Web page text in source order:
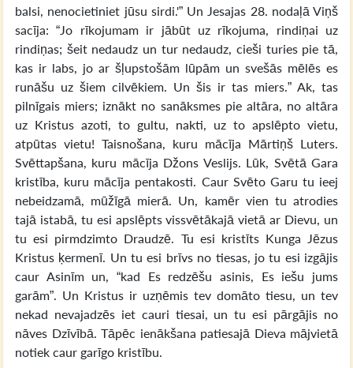
balsi, nenocietiniet jūsu sirdi.'” Un Jesajas 28. nodaļā Viņš
sacīja: “Jo rīkojumam ir jābūt uz rīkojuma, rindiņai uz
rindiņas; šeit nedaudz un tur nedaudz, cieši turies pie tā,
kas ir labs, jo ar šļupstošām lūpām un svešās mēlēs es
runāšu uz šiem cilvēkiem. Un šis ir tas miers.” Ak, tas
pilnīgais miers; iznākt no sanāksmes pie altāra, no altāra
uz Kristus azoti, to gultu, nakti, uz to apslēpto vietu,
atpūtas vietu! Taisnošana, kuru mācīja Mārtiņš Luters.
Svēttapšana, kuru mācīja Džons Veslijs. Lūk, Svētā Gara
kristība, kuru mācīja pentakosti. Caur Svēto Garu tu ieej
nebeidzamā, mūžīgā mierā. Un, kamēr vien tu atrodies
tajā istabā, tu esi apslēpts vissvētākajā vietā ar Dievu, un
tu esi pirmdzimto Draudzē. Tu esi kristīts Kunga Jēzus
Kristus ķermenī. Un tu esi brīvs no tiesas, jo tu esi izgājis
caur Asinīm un, “kad Es redzēšu asinis, Es iešu jums
garām”. Un Kristus ir uzņēmis tev domāto tiesu, un tev
nekad nevajadzēs iet cauri tiesai, un tu esi pārgājis no
nāves Dzīvībā. Tāpēc ienākšana patiesajā Dieva mājvietā
notiek caur garīgo kristību.